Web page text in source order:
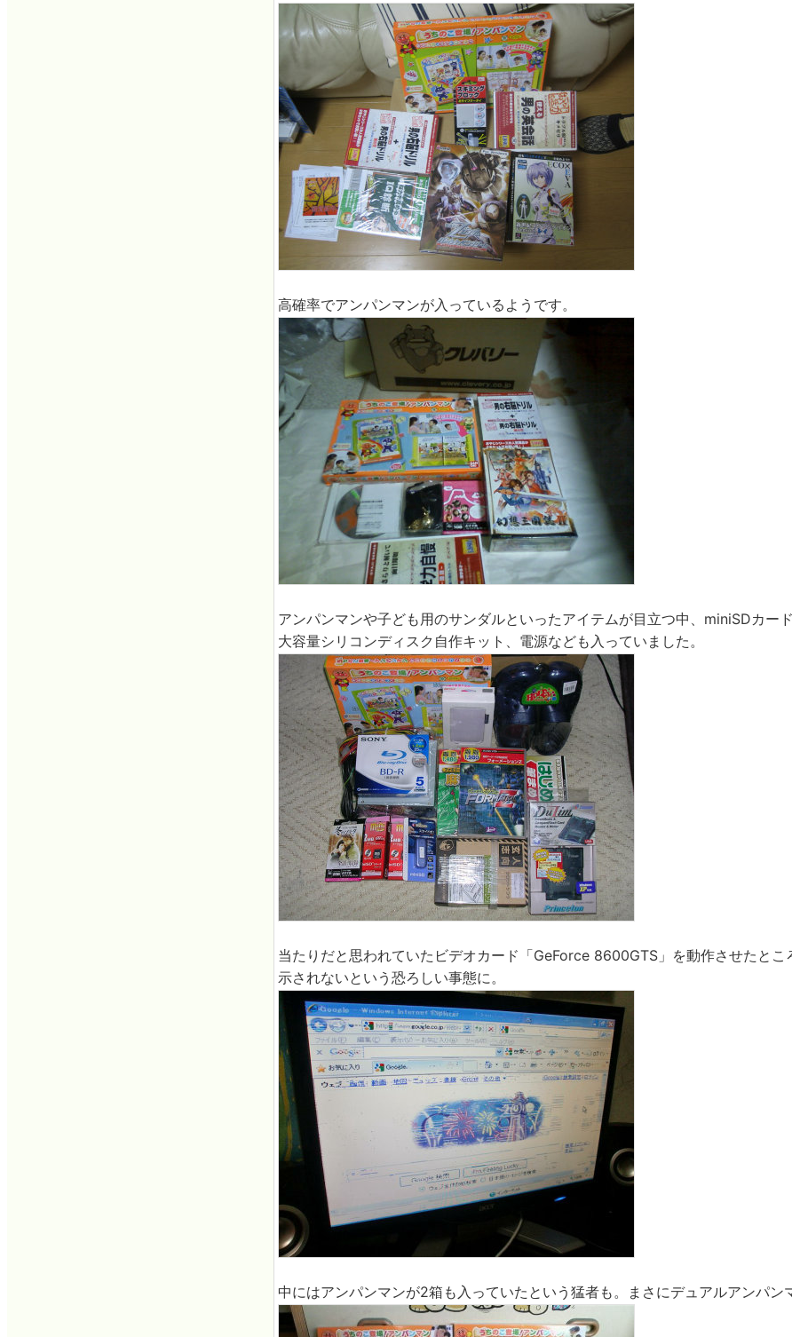
高確率でアンパンマンが入っているようです。
アンパンマンや子ども用のサンダルといったアイテムが目立つ中、miniSDカー
大容量シリコンディスク自作キット、電源なども入っていました。
当たりだと思われていたビデオカード「GeForce 8600GTS」を動作させたとこ
示されないという恐ろしい事態に。
中にはアンパンマンが2箱も入っていたという猛者も。まさにデュアルアンパン